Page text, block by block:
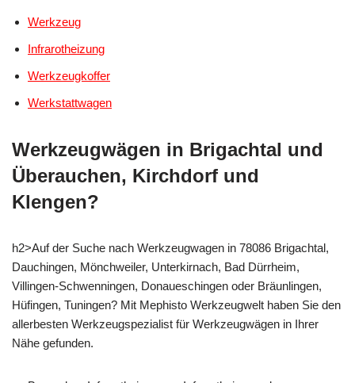
Werkzeug
Infrarotheizung
Werkzeugkoffer
Werkstattwagen
Werkzeugwägen in Brigachtal und
Überauchen, Kirchdorf und
Klengen?
h2>Auf der Suche nach Werkzeugwagen in 78086 Brigachtal,
Dauchingen, Mönchweiler, Unterkirnach, Bad Dürrheim,
Villingen-Schwenningen, Donaueschingen oder Bräunlingen,
Hüfingen, Tuningen? Mit Mephisto Werkzeugwelt haben Sie den
allerbesten Werkzeugspezialist für Werkzeugwägen in Ihrer
Nähe gefunden.